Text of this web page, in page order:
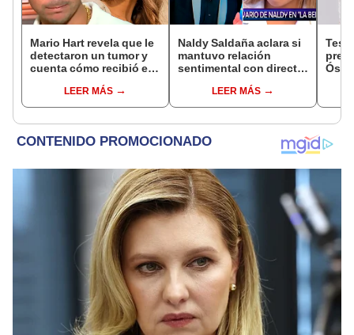
Mario Hart revela que le
detectaron un tumor y
cuenta cómo recibió el
muy fuertes..."
LEER MÁS
Naldy Saldaña aclara si
mantuvo relación
sentimental con director
denunciarlo por
tocamientos: “Me
LEER MÁS